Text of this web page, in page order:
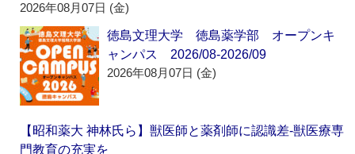
2026年08月07日 (金)
徳島文理大学 徳島薬学部 オープンキ
ャンパス 2026/08-2026/09
2026年08月07日 (金)
【昭和薬大 神林氏ら】獣医師と薬剤師に認識差‐獣医療専
門教育の充実を